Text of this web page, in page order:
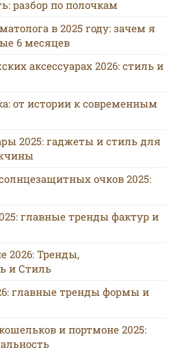
разбор по полочкам
в 2025 году: зачем я
6 месяцев
аксессуарах 2026: стиль и
от истории к современным
2025: гаджеты и стиль для
очков 2025:
главные тренды фактур и
2026: Тренды,
и Стиль
главные тренды формы и
и портмоне 2025: